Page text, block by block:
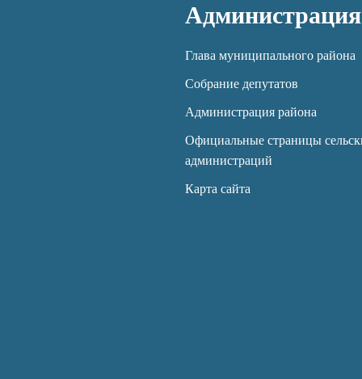
Администрация
Глава муниципального района
Собрание депутатов
Администрация района
Официальные страницы
администраций
Карта сайта